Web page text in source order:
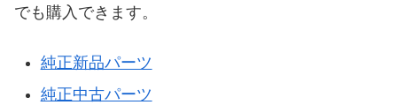
でも購入できます。
純正新品パーツ
純正中古パーツ